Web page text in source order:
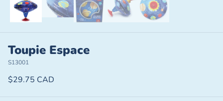
Toupie Espace
S13001
$29.75 CAD